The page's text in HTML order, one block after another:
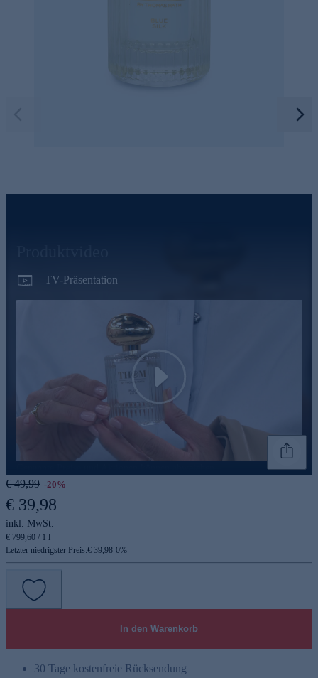
TV-Präsentation
Play
€ 49,99 -20%
€ 39,98
inkl. MwSt.
€ 799,60 / 1 l
Letzter niedrigster Preis:€ 39,98-0%
In den Warenkorb
30 Tage kostenfreie Rücksendung